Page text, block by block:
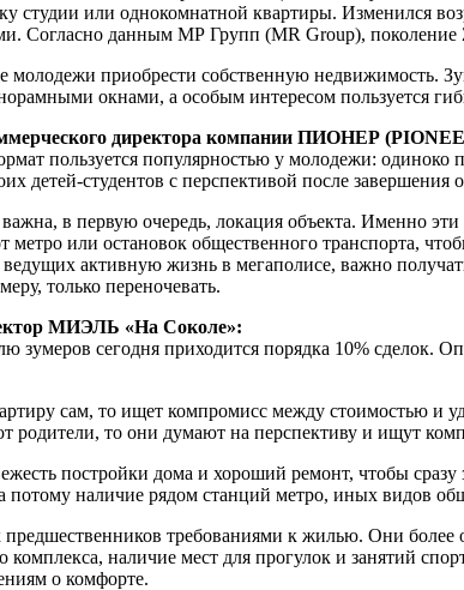
студии или однокомнатной квартиры. Изменился
Согласно данным МР Групп (MR Group), поколение Z
молодежи приобрести собственную
окнами, а особым интересом пользуется
директора компании ПИОНЕР
пользуется популярностью у молодежи:
детей-студентов с перспективой после завершения
в первую очередь, локация объекта. Именно
метро или остановок общественного транспорта,
ведущих активную жизнь в мегаполисе, важно
только переночевать.
МИЭЛЬ «На Соколе»:
зумеров сегодня приходится порядка 10% сделок.
сам, то ищет компромисс между стоимостью и
родители, то они думают на перспективу и ищут
постройки дома и хороший ремонт, чтобы
наличие рядом станций метро, иных видов
требованиями к жилью. Они
комплекса, наличие мест для прогулок и занятий
о комфорте.